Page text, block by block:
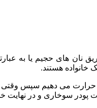
نان های حجیم یا به
هستند.
حرارت می دهیم سپس
پودر سوخاری و در